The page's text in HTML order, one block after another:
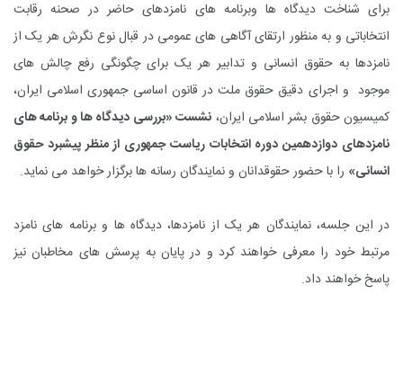
برای شناخت دیدگاه ها وبرنامه های نامزدهای حاضر در صحنه رقابت
انتخاباتی و به منظور ارتقای آگاهی های عمومی در قبال نوع نگرش هر یک از
نامزدها به حقوق انسانی و تدابیر هر یک برای چگونگی رفع چالش های
موجود و اجرای دقیق حقوق ملت در قانون اساسی جمهوری اسلامی ایران،
کمیسیون حقوق بشر اسلامی ایران، نشست «بررسی دیدگاه ها و برنامه های
نامزدهای دوازدهمین دوره انتخابات ریاست جمهوری از منظر پیشبرد حقوق
انسانی» را با حضور حقوقدانان و نمایندگان رسانه ها برگزار خواهد می نماید.
در این جلسه، نمایندگان هر یک از نامزدها، دیدگاه ها و برنامه های نامزد
مرتبط خود را معرفی خواهند کرد و در پایان به پرسش های مخاطبان نیز
پاسخ خواهند داد.